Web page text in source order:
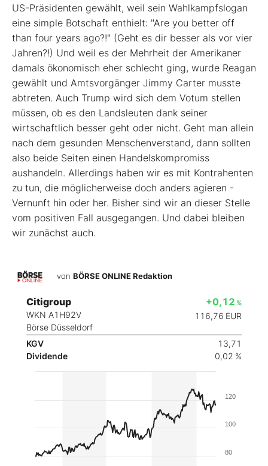
US-Präsidenten gewählt, weil sein Wahlkampfslogan
eine simple Botschaft enthielt: "Are you better off
than four years ago?!" (Geht es dir besser als vor vier
Jahren?!) Und weil es der Mehrheit der Amerikaner
damals ökonomisch eher schlecht ging, wurde Reagan
gewählt und Amtsvorgänger Jimmy Carter musste
abtreten. Auch Trump wird sich dem Votum stellen
müssen, ob es den Landsleuten dank seiner
wirtschaftlich besser geht oder nicht. Geht man allein
nach dem gesunden Menschenverstand, dann sollten
also beide Seiten einen Handelskompromiss
aushandeln. Allerdings haben wir es mit Kontrahenten
zu tun, die möglicherweise doch anders agieren -
Vernunft hin oder her. Bisher sind wir an dieser Stelle
vom positiven Fall ausgegangen. Und dabei bleiben
wir zunächst auch.
von BÖRSE ONLINE Redaktion
Citigroup
WKN A1H92V
Börse Düsseldorf
+0,12 %
116,76 EUR
KGV
13,71
Dividende
0,02 %
80
100
120